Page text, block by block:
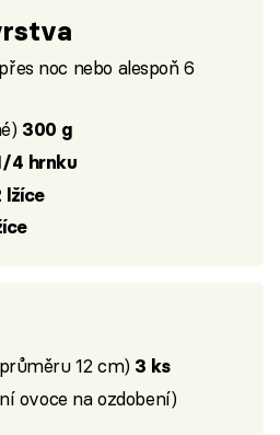
noc nebo alespoň 6
300 g
4 hrnku
lžíce
12 cm) 3 ks
ovoce na ozdobení)